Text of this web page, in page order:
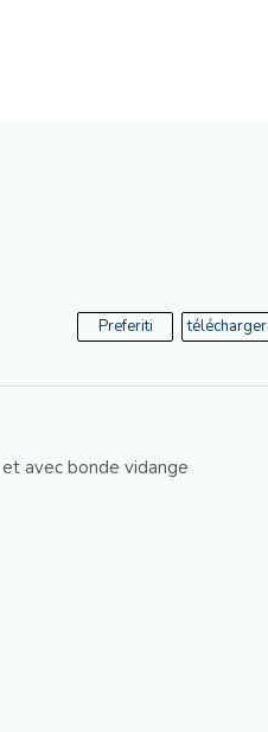
Preferiti télécharger
avec bonde vidange